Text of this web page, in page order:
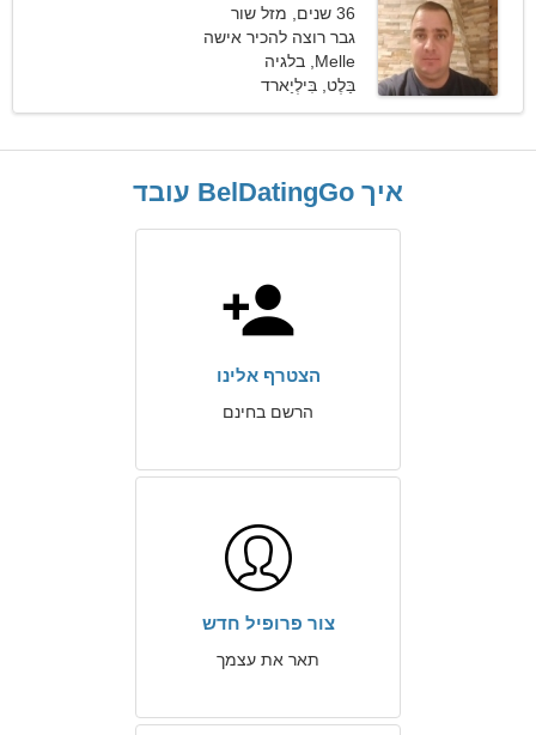
36 שנים, מזל שור
גבר רוצה להכיר אישה
Melle, בלגיה
בַּלֶט, בִּילְיַארד
איך BelDatingGo עובד
הצטרף אלינו
הרשם בחינם
צור פרופיל חדש
תאר את עצמך